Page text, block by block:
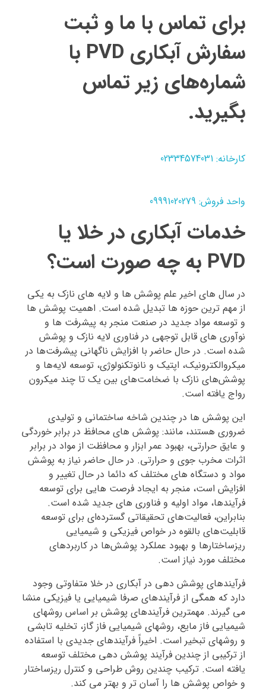
برای تماس با ما و ثبت
سفارش آبکاری PVD با
شماره‌های زیر تماس
بگیرید.
کارخانه: 02334574031
واحد فروش: 09991020279
خدمات آبکاری در خلا یا
PVD به چه صورت است؟
در سال های اخیر علم پوشش ها و لایه های نازک به یکی
از مهم ترین حوزه ها تبدیل شده است. اهمیت پوشش ها
و توسعه مواد جدید در صنعت منجر به پیشرفت ها و
نوآوری های قابل توجهی در فناوری لایه نازک و پوشش
شده است. در حال حاضر با افزایش ناگهانی پیشرفت‌ها در
میکروالکترونیک، اپتیک و نانوتکنولوژی، توسعه لایه‌ها و
پوشش‌های نازک با ضخامت‌های بین یک تا چند میکرون
رواج یافته است.
این پوشش ها در چندین شاخه ساختمانی و تولیدی
ضروری هستند، مانند: پوشش های محافظ در برابر خوردگی
و عایق حرارتی، بهبود عمر ابزار و محافظت از مواد در برابر
اثرات مخرب جوی و حرارتی. در حال حاضر نیاز به پوشش
مواد و دستگاه های مختلف که دائما در حال تغییر و
افزایش است، منجر به ایجاد فرصت هایی برای توسعه
فرآیندها، مواد اولیه و فناوری های جدید شده است.
بنابراین، فعالیت‌های تحقیقاتی گسترده‌ای برای توسعه
قابلیت‌های بالقوه در خواص فیزیکی و شیمیایی
ریزساختارها و بهبود عملکرد پوشش‌ها در کاربردهای
مختلف مورد نیاز است.
فرآیندهای پوشش دهی در آبکاری در خلا متفاوتی وجود
دارد که همگی از فرآیندهای صرفا شیمیایی یا فیزیکی منشا
می گیرند. مهمترین فرآیندهای پوشش بر اساس روشهای
شیمیایی فاز مایع، روشهای شیمیایی فاز گاز، تخلیه تابشی
و روشهای تبخیر است. اخیراً فرآیندهای جدیدی با استفاده
از ترکیبی از چندین فرآیند پوشش دهی مختلف توسعه
یافته است. ترکیب چندین روش طراحی و کنترل ریزساختار
و خواص پوشش ها را آسان تر و بهتر می کند.